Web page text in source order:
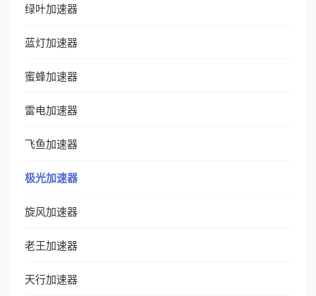
绿叶加速器
蓝灯加速器
蜜蜂加速器
雷电加速器
飞鱼加速器
极光加速器
旋风加速器
老王加速器
天行加速器